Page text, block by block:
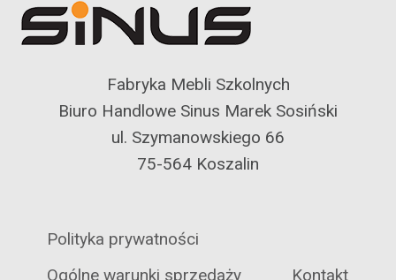
Fabryka Mebli Szkolnych
Biuro Handlowe Sinus Marek Sosiński
ul. Szymanowskiego 66
75-564 Koszalin
Polityka prywatności
Ogólne warunki sprzedaży
Kontakt